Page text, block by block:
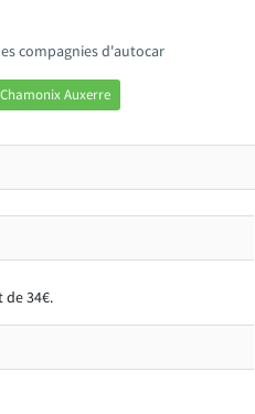
compagnies d'autocar
Auxerre
de 34€.